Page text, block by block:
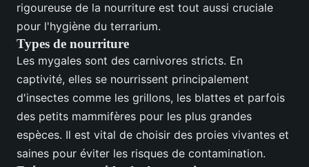
rigoureuse de la nourriture est tout aussi cruciale
pour l'hygiène du terrarium.
Types de nourriture
Les mygales sont des carnivores stricts. En
captivité, elles se nourrissent principalement
d'insectes comme les grillons, les blattes et parfois
des petits mammifères pour les plus grandes
espèces. Il est vital de choisir des proies vivantes et
saines pour éviter les risques de contamination.